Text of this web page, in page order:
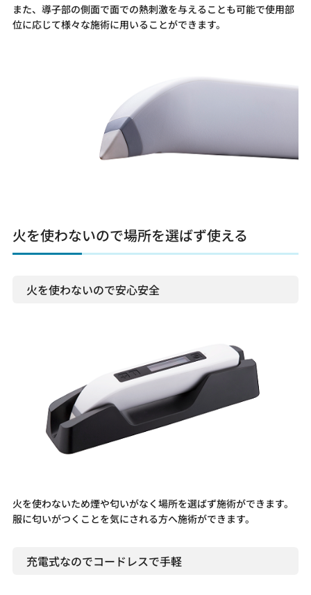
また、導子部の側面で面での熱刺激を与えることも可能で使用部
位に応じて様々な施術に用いることができます。
火を使わないので場所を選ばず使える
火を使わないので安心安全
火を使わないため煙や匂いがなく場所を選ばず施術ができます。
服に匂いがつくことを気にされる方へ施術ができます。
充電式なのでコードレスで手軽